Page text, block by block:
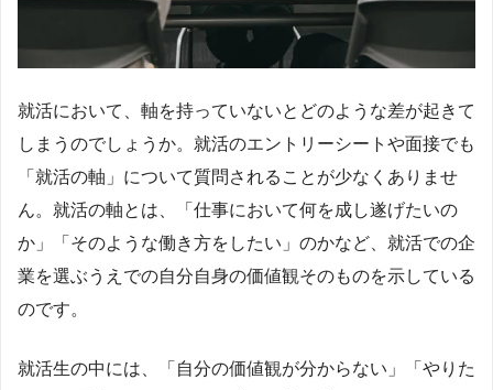
就活において、軸を持っていないとどのような差が起きて
しまうのでしょうか。就活のエントリーシートや面接でも
「就活の軸」について質問されることが少なくありませ
ん。就活の軸とは、「仕事において何を成し遂げたいの
か」「そのような働き方をしたい」のかなど、就活での企
業を選ぶうえでの自分自身の価値観そのものを示している
のです。
就活生の中には、「自分の価値観が分からない」「やりた